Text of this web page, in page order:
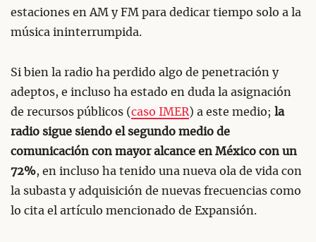
estaciones en AM y FM para dedicar tiempo solo a la
música ininterrumpida.
Si bien la radio ha perdido algo de penetración y
adeptos, e incluso ha estado en duda la asignación
de recursos públicos (caso IMER) a este medio; la
radio sigue siendo el segundo medio de
comunicación con mayor alcance en México con un
72%, en incluso ha tenido una nueva ola de vida con
la subasta y adquisición de nuevas frecuencias como
lo cita el artículo mencionado de Expansión.